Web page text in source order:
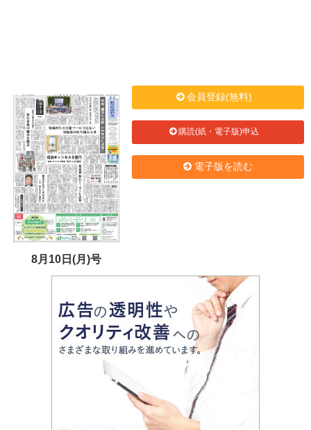
8月10日(月)号
会員登録(無料)
購読(紙・電子版)申込
電子版を読む